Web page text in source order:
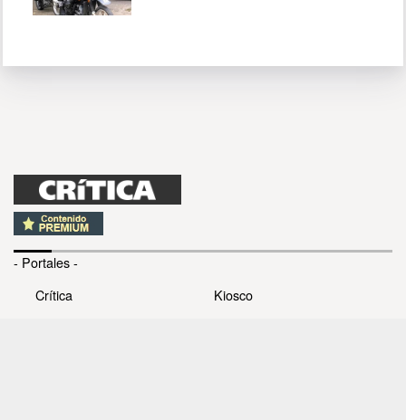
- Portales -
Crítica
Kiosco